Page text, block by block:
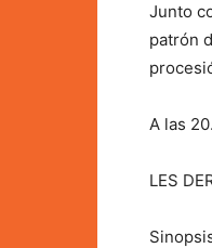
Junto
patrón
A las
LES